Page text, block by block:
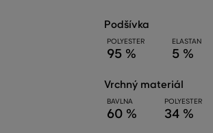
podšívka
POLYESTER
95 %
ELASTAN
5 %
vrchný materiál
BAVLNA
60 %
POLYESTER
34 %